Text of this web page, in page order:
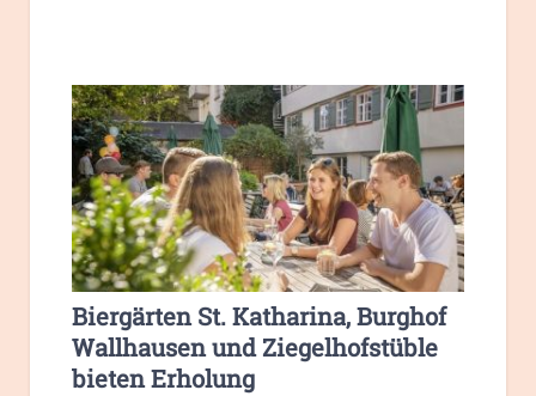
Biergärten St. Katharina, Burghof
Wallhausen und Ziegelhofstüble
bieten Erholung